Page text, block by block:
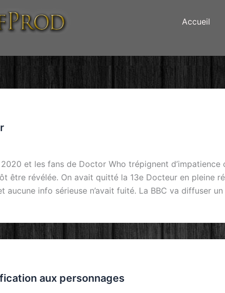
Accueil
et les fans de Doctor Who trépignent d’impatience
être révélée. On avait quitté la 13e Docteur en pleine
aucune info sérieuse n’avait fuité. La BBC va diffuser
aux personnages